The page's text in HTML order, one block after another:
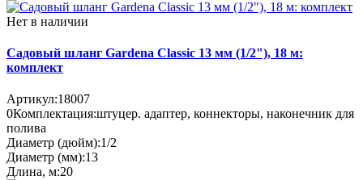
Нет в наличии
Садовый шланг Gardena Classic 13 мм (1/2"), 18 м:
комплект
Артикул:18007
0Комплектация:штуцер. адаптер, коннекторы, наконечник для
полива
Диаметр (дюйм):1/2
Диаметр (мм):13
Длина, м:20